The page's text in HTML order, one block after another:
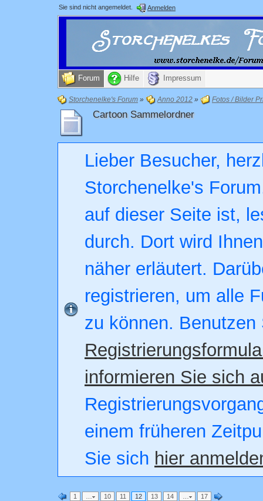
Sie sind nicht angemeldet. Anmelden
Forum Hilfe Impressum
Storchenelke's Forum » Anno 2012 » Fotos / Bilder
Cartoon Sammelordner
Lieber Besucher,
Storchenelke's
auf dieser Seite ist,
durch. Dort wird
näher erläutert.
registrieren, um alle
zu können. Benutzen
informieren Sie sich
einem früheren
Sie sich hier
1 … 10 11 12 13 14 … 17